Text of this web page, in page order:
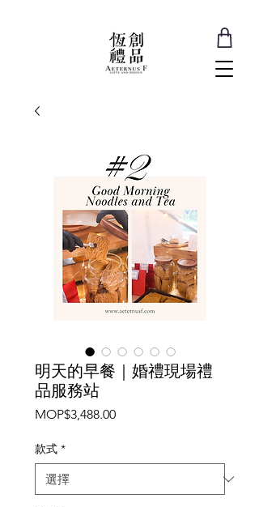
明天的早餐｜婚禮現場禮
品服務站
MOP$3,488.00價
款式 *